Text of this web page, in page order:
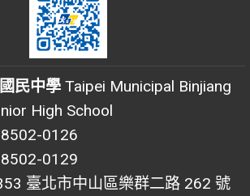
民中學 Taipei Municipal Binjiang
High School
0126
0129
臺北市中山區樂群二路 262 號